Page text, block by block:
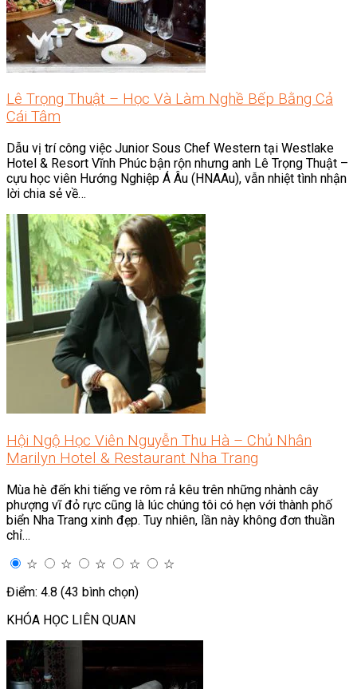
Lê Trọng Thuật – Học Và Làm Nghề Bếp Bằng Cả
Cái Tâm
Dẫu vị trí công việc Junior Sous Chef Western tại Westlake
Hotel & Resort Vĩnh Phúc bận rộn nhưng anh Lê Trọng Thuật –
cựu học viên Hướng Nghiệp Á Âu (HNAAu), vẫn nhiệt tình nhận
lời chia sẻ về…
Hội Ngộ Học Viên Nguyễn Thu Hà – Chủ Nhân
Marilyn Hotel & Restaurant Nha Trang
Mùa hè đến khi tiếng ve rôm rả kêu trên những nhành cây
phượng vĩ đỏ rực cũng là lúc chúng tôi có hẹn với thành phố
biển Nha Trang xinh đẹp. Tuy nhiên, lần này không đơn thuần
chỉ…
☆
☆ ☆ ☆
☆
Điểm: 4.8 (43 bình chọn)
KHÓA HỌC LIÊN QUAN